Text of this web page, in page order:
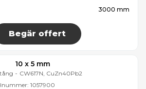
3000 mm
Begär offert
10 x 5 mm
- CW617N, CuZn40Pb2
1057900